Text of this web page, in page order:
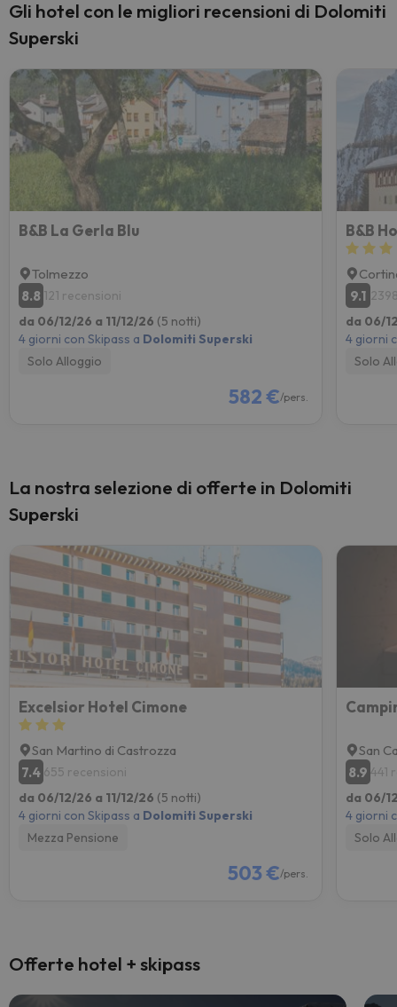
Gli hotel con le migliori recensioni di Dolomiti
Superski
B&B La Gerla Blu
Tolmezzo
8.8 121 recensioni
da 06/12/26 a 11/12/26 (5 notti)
4 giorni con Skipass a Dolomiti Superski
Solo Alloggio
582 €/pers.
B&B
9.1
da 06/
4 giorni
Solo
La nostra selezione di offerte in Dolomiti
Superski
Excelsior Hotel Cimone
San Martino di Castrozza
7.4 655 recensioni
da 06/12/26 a 11/12/26 (5 notti)
4 giorni con Skipass a Dolomiti Superski
Mezza Pensione
503 €/pers.
San
8.9 441
da 06/
4 giorni
Solo
Offerte hotel + skipass